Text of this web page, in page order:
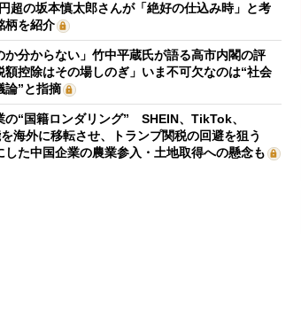
の坂本慎太郎さんが「絶好の仕込み時」と考
柄を紹介
か分からない」竹中平蔵氏が語る高市内閣の評
控除はその場しのぎ」いま不可欠なのは“社会
論”と指摘
の“国籍ロンダリング” SHEIN、TikTok、
海外に移転させ、トランプ関税の回避を狙う
した中国企業の農業参入・土地取得への懸念も